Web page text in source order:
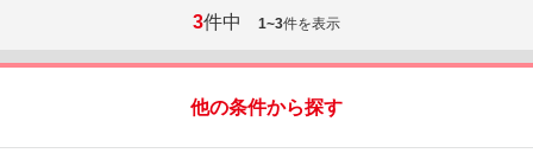
3件中 1~3件を表示
他の条件から探す